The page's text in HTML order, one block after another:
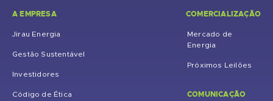
A EMPRESA
Jirau Energia
Gestão Sustentável
Investidores
Código de Ética
COMERCIALIZAÇÃO
Mercado de
Energia
Próximos Leilões
COMUNICAÇÃO